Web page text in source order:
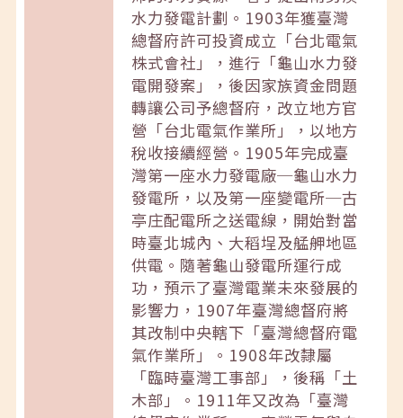
水力發電計劃。1903年獲臺灣
總督府許可投資成立「台北電氣
株式會社」，進行「龜山水力發
電開發案」，後因家族資金問題
轉讓公司予總督府，改立地方官
營「台北電氣作業所」，以地方
稅收接續經營。1905年完成臺
灣第一座水力發電廠─龜山水力
發電所，以及第一座變電所─古
亭庄配電所之送電線，開始對當
時臺北城內、大稻埕及艋舺地區
供電。隨著龜山發電所運行成
功，預示了臺灣電業未來發展的
影響力，1907年臺灣總督府將
其改制中央轄下「臺灣總督府電
氣作業所」。1908年改隸屬
「臨時臺灣工事部」，後稱「土
木部」。1911年又改為「臺灣